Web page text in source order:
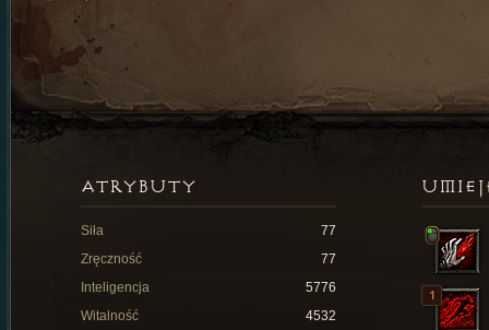
ATRYBUTY
Siła
77
Zręczność
77
Inteligencja
5776
Witalność
4532